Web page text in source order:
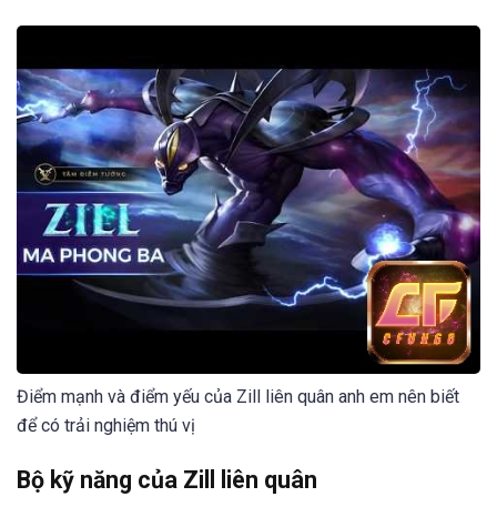
Điểm mạnh và điểm yếu của Zill liên quân anh em nên biết
để có trải nghiệm thú vị
Bộ kỹ năng của Zill liên quân